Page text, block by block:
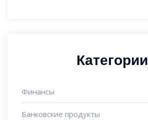
Категории
Финансы
Банковские продукты